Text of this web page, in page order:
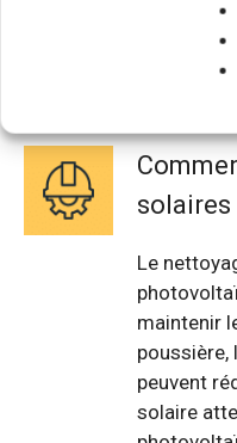
Quelques
solaires :
Le
maintenir
poussière,
peuvent
solaire